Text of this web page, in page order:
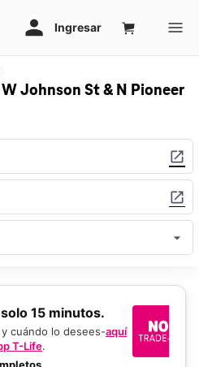
Johnson St & N Pioneer
open_in_new
open_in_new
arrow_drop_down
p.m.
p.m.
p.m.
p.m.
15 minutos.
cuándo lo desees-aquí
T-Life.